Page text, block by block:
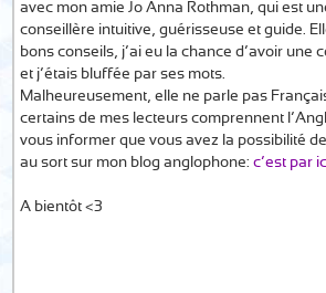
avec mon amie Jo Anna Rothman, qui est
conseillère intuitive, guérisseuse et guide.
bons conseils, j’ai eu la chance d’avoir une
et j’étais bluffée par ses mots.
Malheureusement, elle ne parle pas
certains de mes lecteurs comprennent
vous informer que vous avez la possibilité
au sort sur mon blog anglophone:c’est par
A bientôt <3